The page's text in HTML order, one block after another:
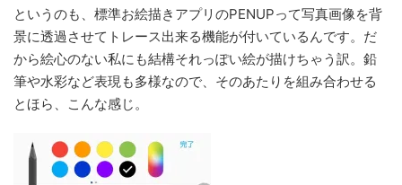
というのも、標準お絵描きアプリのPENUPって写真画像を背
景に透過させてトレース出来る機能が付いているんです。だ
から絵心のない私にも結構それっぽい絵が描けちゃう訳。鉛
筆や水彩など表現も多様なので、そのあたりを組み合わせる
とほら、こんな感じ。